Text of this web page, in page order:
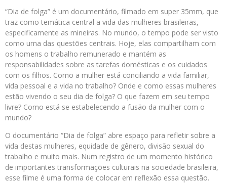
“Dia de folga” é um documentário, filmado em super 35mm, que
traz como temática central a vida das mulheres brasileiras,
especificamente as mineiras. No mundo, o tempo pode ser visto
como uma das questões centrais. Hoje, elas compartilham com
os homens o trabalho remunerado e mantém as
responsabilidades sobre as tarefas domésticas e os cuidados
com os filhos. Como a mulher está conciliando a vida familiar,
vida pessoal e a vida no trabalho? Onde e como essas mulheres
estão vivendo o seu dia de folga? O que fazem em seu tempo
livre? Como está se estabelecendo a fusão da mulher com o
mundo?
O documentário “Dia de folga” abre espaço para refletir sobre a
vida destas mulheres, equidade de gênero, divisão sexual do
trabalho e muito mais. Num registro de um momento histórico
de importantes transformações culturais na sociedade brasileira,
esse filme é uma forma de colocar em reflexão essa questão.